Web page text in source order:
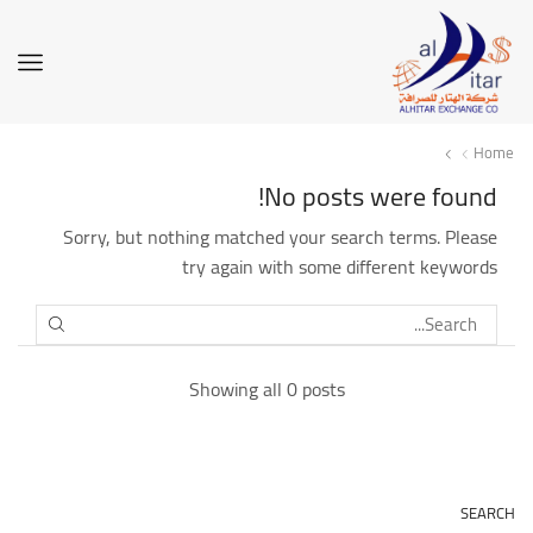
Home
No posts were found!
Sorry, but nothing matched your search terms. Please
try again with some different keywords
SEARCH
Showing all 0 posts
SEARCH